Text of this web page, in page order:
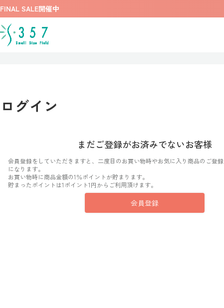
FINAL SALE開催中
ログイン
まだご登録がお済みでないお客様
会員登録をしていただきますと、二度目のお買い物時やお気に入り商品のご登
になります。
お買い物時に商品金額の1％ポイントが貯まります。
貯まったポイントは1ポイント1円からご利用頂けます。
会員登録